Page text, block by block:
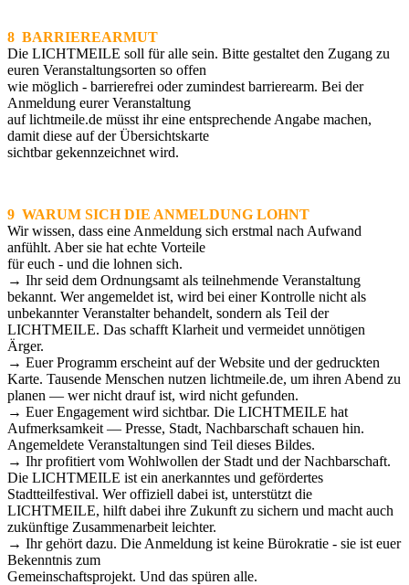
8 BARRIEREARMUT
Die LICHTMEILE soll für alle sein. Bitte gestaltet den Zugang zu
euren Veranstaltungsorten so offen
wie möglich - barrierefrei oder zumindest barrierearm. Bei der
Anmeldung eurer Veranstaltung
auf lichtmeile.de müsst ihr eine entsprechende Angabe machen,
damit diese auf der Übersichtskarte
sichtbar gekennzeichnet wird.
9 WARUM SICH DIE ANMELDUNG LOHNT
Wir wissen, dass eine Anmeldung sich erstmal nach Aufwand
anfühlt. Aber sie hat echte Vorteile
für euch - und die lohnen sich.
→ Ihr seid dem Ordnungsamt als teilnehmende Veranstaltung
bekannt. Wer angemeldet ist, wird bei einer Kontrolle nicht als
unbekannter Veranstalter behandelt, sondern als Teil der
LICHTMEILE. Das schafft Klarheit und vermeidet unnötigen
Ärger.
→ Euer Programm erscheint auf der Website und der gedruckten
Karte. Tausende Menschen nutzen lichtmeile.de, um ihren Abend zu
planen — wer nicht drauf ist, wird nicht gefunden.
→ Euer Engagement wird sichtbar. Die LICHTMEILE hat
Aufmerksamkeit — Presse, Stadt, Nachbarschaft schauen hin.
Angemeldete Veranstaltungen sind Teil dieses Bildes.
→ Ihr profitiert vom Wohlwollen der Stadt und der Nachbarschaft.
Die LICHTMEILE ist ein anerkanntes und gefördertes
Stadtteilfestival. Wer offiziell dabei ist, unterstützt die
LICHTMEILE, hilft dabei ihre Zukunft zu sichern und macht auch
zukünftige Zusammenarbeit leichter.
→ Ihr gehört dazu. Die Anmeldung ist keine Bürokratie - sie ist euer
Bekenntnis zum
Gemeinschaftsprojekt. Und das spüren alle.